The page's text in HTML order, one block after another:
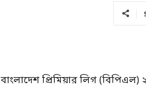
বাংলাদেশ প্রিমিয়ার লিগ